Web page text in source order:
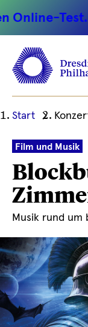
Test.
Ihre
Position
Start
Film und Musik
Musik rund um